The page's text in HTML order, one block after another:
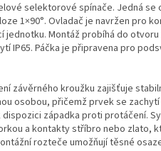
selektorové spínače. Jedná
1×90°. Ovladač je navržen pro
jednotku. Montáž probíhá do
IP65. Páčka je připravena pro
závěrného kroužku zajišťuje
osobou, přičemž prvek se
západka proti protáčení.
a kontakty stříbro nebo zlato,
rozteče umožňují těsné